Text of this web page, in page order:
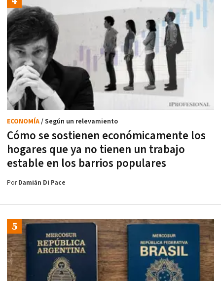
Cómo se sostienen económicamente los
hogares que ya no tienen un trabajo
estable en los barrios populares
ECONOMÍA/ Según un relevamiento
PorDamián Di Pace